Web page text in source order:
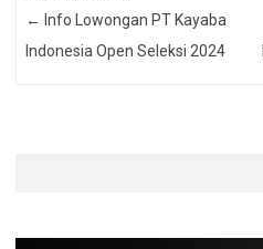
← Info Lowongan PT Kayaba
Indonesia Open Seleksi 2024